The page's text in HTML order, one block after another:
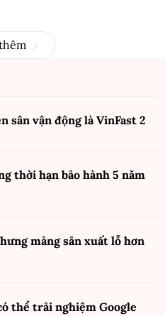
sân vận động là VinFast 2
thời hạn bảo hành 5 năm
mảng sản xuất lỗ hơn
thể trải nghiệm Google